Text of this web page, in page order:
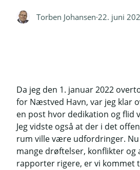
Torben Johansen·22. juni
Da jeg den 1. januar 2022
for Næstved Havn, var jeg klar
en post hvor dedikation og flid
Jeg vidste også at der i det
rum ville være udfordringer.
mange drøftelser, konflikter og
rapporter rigere, er vi kommet